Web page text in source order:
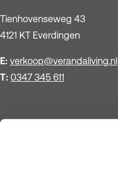
Tienhovenseweg 43
4121 KT Everdingen
E: verkoop@verandaliving.nl
T: 0347 345 611